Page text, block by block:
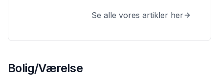
Se alle vores artikler her
Bolig/Værelse